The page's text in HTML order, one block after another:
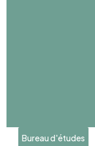
Bureau d'études